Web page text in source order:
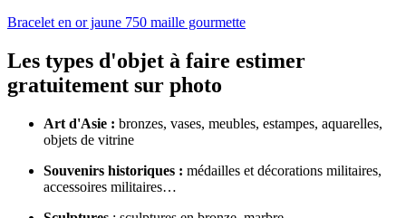
Bracelet en or jaune 750 maille gourmette
Les types d'objet à faire estimer
gratuitement sur photo
Art d'Asie : bronzes, vases, meubles, estampes, aquarelles,
objets de vitrine
Souvenirs historiques : médailles et décorations militaires,
accessoires militaires…